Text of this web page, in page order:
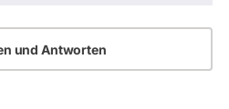
und Antworten